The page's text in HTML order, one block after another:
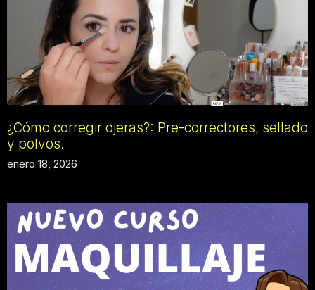
¿Cómo corregir ojeras?: Pre-correctores, sellado
y polvos.
enero 18, 2026